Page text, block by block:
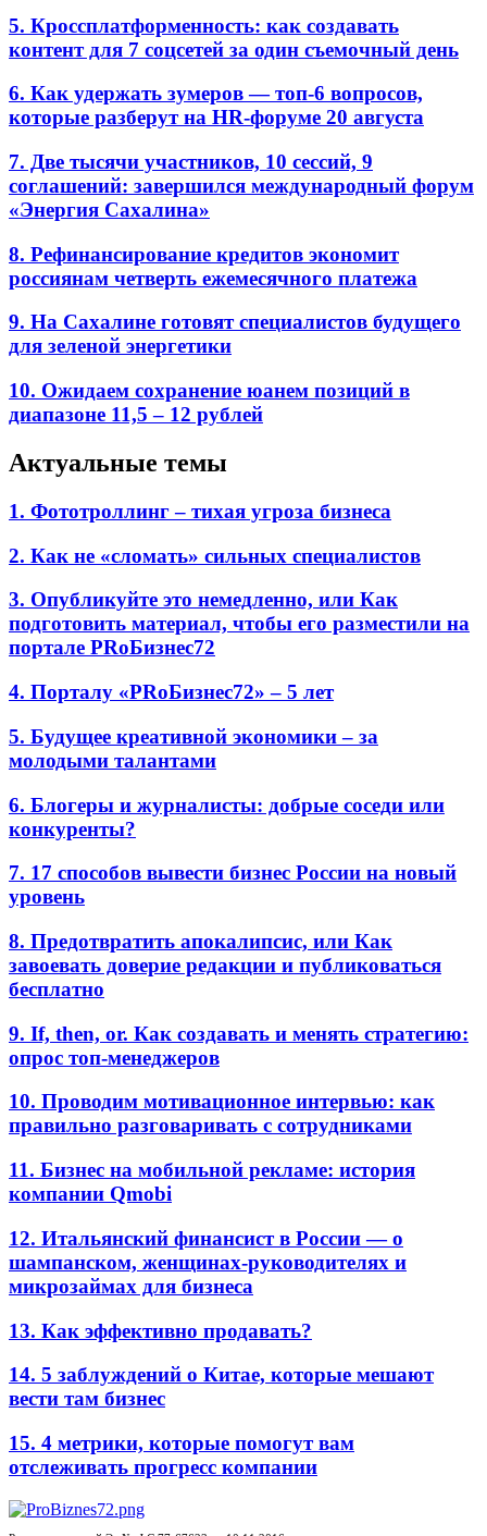
5. Кроссплатформенность: как создавать
контент для 7 соцсетей за один съемочный день
6. Как удержать зумеров — топ-6 вопросов,
которые разберут на HR-форуме 20 августа
7. Две тысячи участников, 10 сессий, 9
соглашений: завершился международный форум
«Энергия Сахалина»
8. Рефинансирование кредитов экономит
россиянам четверть ежемесячного платежа
9. На Сахалине готовят специалистов будущего
для зеленой энергетики
10. Ожидаем сохранение юанем позиций в
диапазоне 11,5 – 12 рублей
Актуальные темы
1. Фототроллинг – тихая угроза бизнеса
2. Как не «сломать» сильных специалистов
3. Опубликуйте это немедленно, или Как
подготовить материал, чтобы его разместили на
портале PRоБизнес72
4. Порталу «PRоБизнес72» – 5 лет
5. Будущее креативной экономики – за
молодыми талантами
6. Блогеры и журналисты: добрые соседи или
конкуренты?
7. 17 способов вывести бизнес России на новый
уровень
8. Предотвратить апокалипсис, или Как
завоевать доверие редакции и публиковаться
бесплатно
9. If, then, or. Как создавать и менять стратегию:
опрос топ-менеджеров
10. Проводим мотивационное интервью: как
правильно разговаривать с сотрудниками
11. Бизнес на мобильной рекламе: история
компании Qmobi
12. Итальянский финансист в России — о
шампанском, женщинах-руководителях и
микрозаймах для бизнеса
13. Как эффективно продавать?
14. 5 заблуждений о Китае, которые мешают
вести там бизнес
15. 4 метрики, которые помогут вам
отслеживать прогресс компании